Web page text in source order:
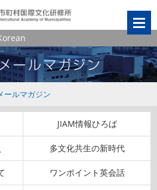
ールマガジン
JIAM情報ひろば
多文化共生の新時代
ワンポイント英会話